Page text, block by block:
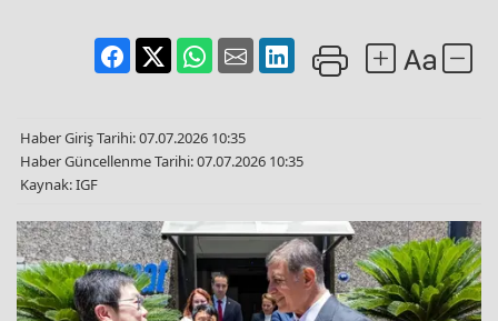
Haber Giriş Tarihi: 07.07.2026 10:35
Haber Güncellenme Tarihi: 07.07.2026 10:35
Kaynak: IGF